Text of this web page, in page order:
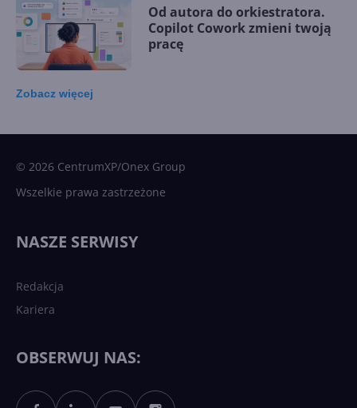
Od autora do orkiestratora.
Copilot Cowork zmieni twoją
pracę
Zobacz więcej
© 2026 CentrumXP/Onex Group
Wszelkie prawa zastrzeżone
NASZE SERWISY
Redakcja
Kariera
OBSERWUJ NAS: